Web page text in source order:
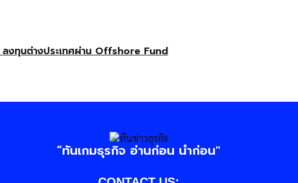
งทุนต่างประเทศผ่าน Offshore Fund
“ทันเกมธุรกิจ อ่านก่อน นำก่อน"